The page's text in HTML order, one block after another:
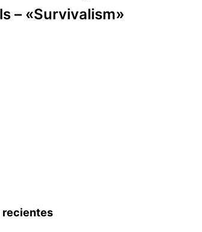
– «Survivalism»
recientes